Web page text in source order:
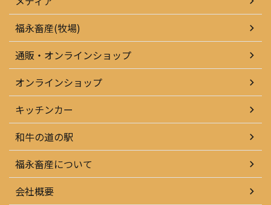
福永畜産(牧場)
通販・オンラインショップ
オンラインショップ
キッチンカー
和牛の道の駅
福永畜産について
会社概要